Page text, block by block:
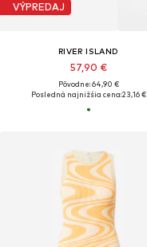
VÝPREDAJ
RIVER ISLAND
57,90 €
Pôvodne: 64,90 €
Posledná najnižšia cena:23,16 €